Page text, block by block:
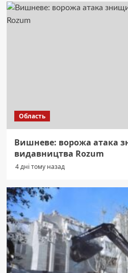
Область
Вишневе: ворожа атака
видавництва Rozum
4 дні тому назад